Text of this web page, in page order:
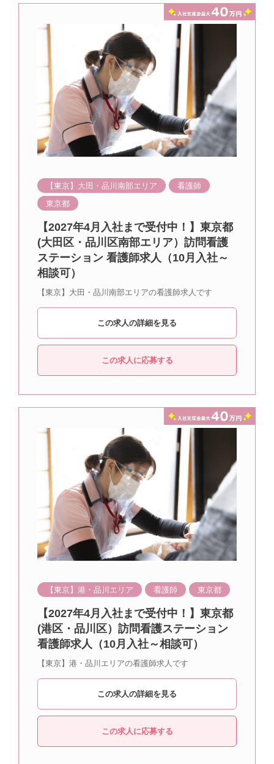
【東京】大田・品川南部エリア
看護師
東京都
【2027年4月入社まで受付中！】東京都
(大田区・品川区南部エリア）訪問看護
ステーション 看護師求人（10月入社～
相談可）
【東京】大田・品川南部エリアの看護師求人です
この求人の詳細を見る
この求人に応募する
【東京】港・品川エリア 看護師 東京都
【2027年4月入社まで受付中！】東京都
(港区・品川区）訪問看護ステーション
看護師求人（10月入社～相談可）
【東京】港・品川エリアの看護師求人です
この求人の詳細を見る
この求人に応募する